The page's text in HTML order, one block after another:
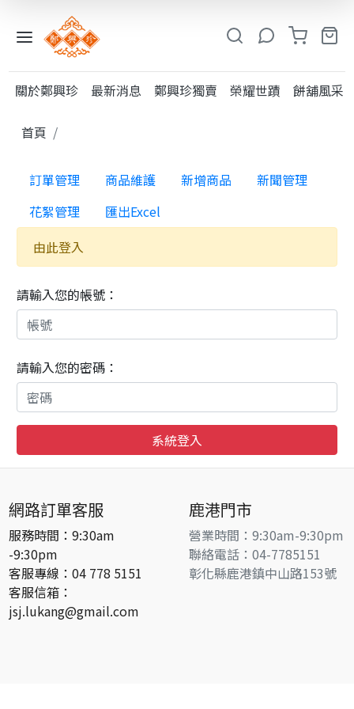
小
系
糕
類
粩
類
其
他
酥
餅
古
早
食
記
憶
中
秋
禮
賞
關於鄭興珍 最新消息 鄭興珍獨賣 榮耀世蹟 餅舖風采
首頁
訂單管理 商品維護 新增商品
新聞管理
花絮管理
匯出Excel
由此登入
請輸入您的帳號：
請輸入您的密碼：
系統登入
網路訂單客服
服務時間：9:30am
-9:30pm
客服專線：04 778 5151
客服信箱：
jsj.lukang@gmail.com
鹿港門市
營業時間：9:30am-9:30pm
聯絡電話：04-7785151
彰化縣鹿港鎮中山路153號